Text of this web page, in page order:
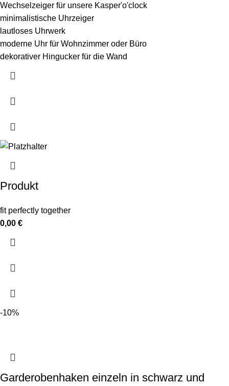
Wechselzeiger für unsere Kasper'o'clock
minimalistische Uhrzeiger
lautloses Uhrwerk
moderne Uhr für Wohnzimmer oder Büro
dekorativer Hingucker für die Wand
Produkt
fit perfectly together
0,00 €
-10%
Garderobenhaken einzeln in schwarz und